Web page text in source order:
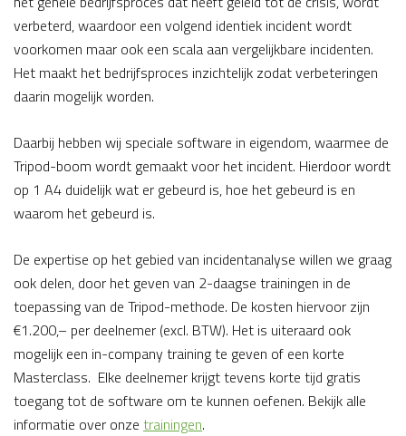
verbeterd, waardoor een volgend identiek incident wordt
voorkomen maar ook een scala aan vergelijkbare incidenten.
Het maakt het bedrijfsproces inzichtelijk zodat verbeteringen
daarin mogelijk worden.
Daarbij hebben wij speciale software in eigendom, waarmee de
Tripod-boom wordt gemaakt voor het incident. Hierdoor wordt
op 1 A4 duidelijk wat er gebeurd is, hoe het gebeurd is en
waarom het gebeurd is.
De expertise op het gebied van incidentanalyse willen we graag
ook delen, door het geven van 2-daagse trainingen in de
toepassing van de Tripod-methode. De kosten hiervoor zijn
€1.200,– per deelnemer (excl. BTW). Het is uiteraard ook
mogelijk een in-company training te geven of een korte
Masterclass. Elke deelnemer krijgt tevens korte tijd gratis
toegang tot de software om te kunnen oefenen. Bekijk alle
informatie over onze trainingen.